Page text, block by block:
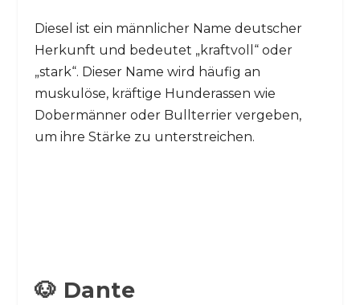
Diesel ist ein männlicher Name deutscher
Herkunft und bedeutet „kraftvoll“ oder
„stark“. Dieser Name wird häufig an
muskulöse, kräftige Hunderassen wie
Dobermänner oder Bullterrier vergeben,
um ihre Stärke zu unterstreichen.
🐶 Dante